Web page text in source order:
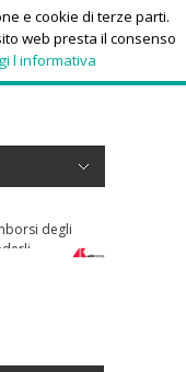
7, Agosto 2026
e cookie di terze parti.
web presta il consenso
l informativa